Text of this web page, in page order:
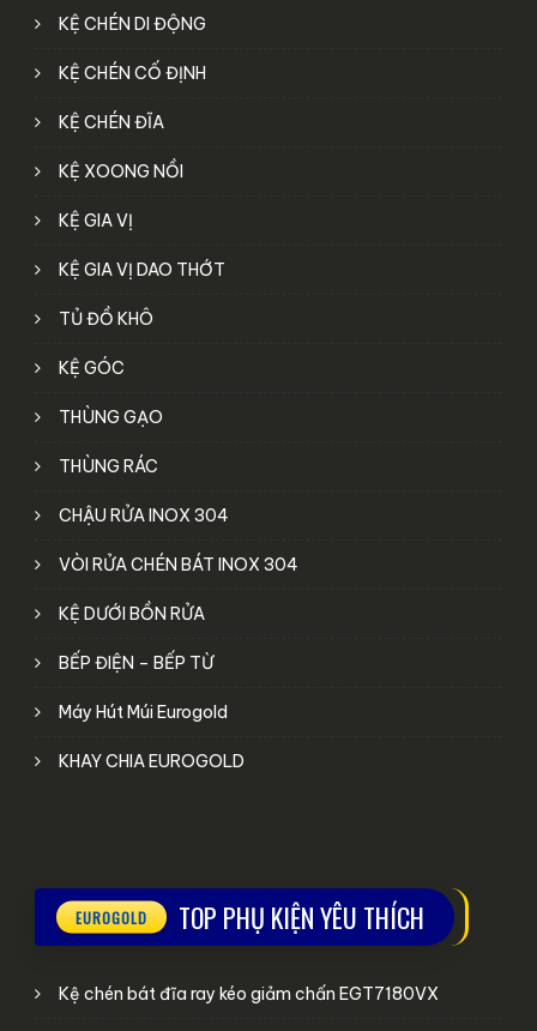
KỆ CHÉN DI ĐỘNG
KỆ CHÉN CỐ ĐỊNH
KỆ CHÉN ĐĨA
KỆ XOONG NỒI
KỆ GIA VỊ
KỆ GIA VỊ DAO THỚT
TỦ ĐỒ KHÔ
KỆ GÓC
THÙNG GẠO
THÙNG RÁC
CHẬU RỬA INOX 304
VÒI RỬA CHÉN BÁT INOX 304
KỆ DƯỚI BỒN RỬA
BẾP ĐIỆN – BẾP TỪ
Máy Hút Múi Eurogold
KHAY CHIA EUROGOLD
TOP PHỤ KIỆN YÊU THÍCH
Kệ chén bát đĩa ray kéo giảm chấn EGT7180VX